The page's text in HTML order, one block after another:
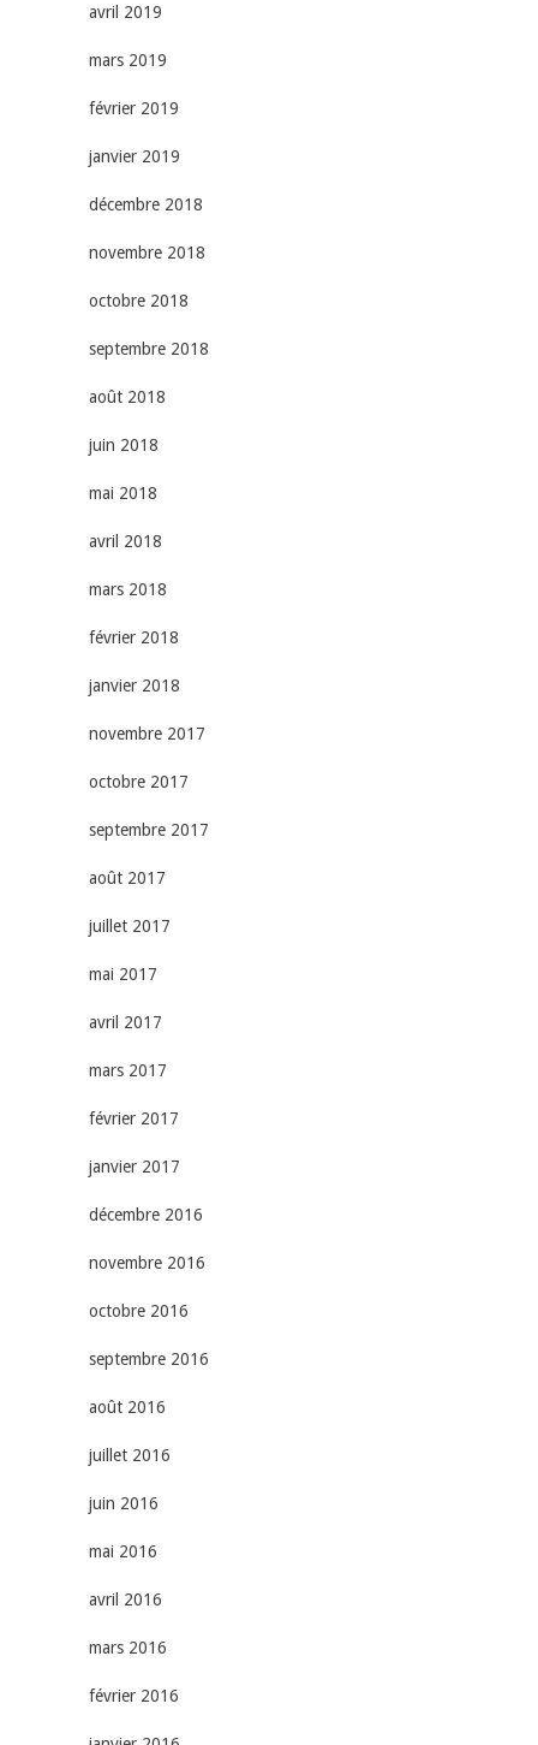
avril 2019
mars 2019
février 2019
janvier 2019
décembre 2018
novembre 2018
octobre 2018
septembre 2018
août 2018
juin 2018
mai 2018
avril 2018
mars 2018
février 2018
janvier 2018
novembre 2017
octobre 2017
septembre 2017
août 2017
juillet 2017
mai 2017
avril 2017
mars 2017
février 2017
janvier 2017
décembre 2016
novembre 2016
octobre 2016
septembre 2016
août 2016
juillet 2016
juin 2016
mai 2016
avril 2016
mars 2016
février 2016